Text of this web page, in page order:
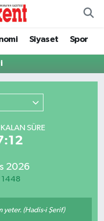
Siyaset Spor
SÜRE
2026
1448
yeter. (Hadis-i Şerif)
ve Fikstür